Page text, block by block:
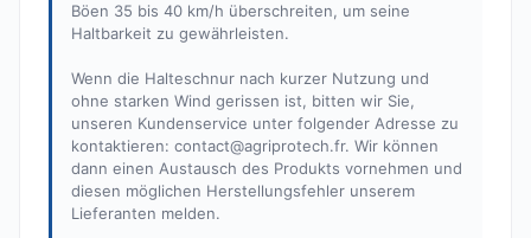
Böen 35 bis 40 km/h überschreiten, um seine
Haltbarkeit zu gewährleisten.
Wenn die Halteschnur nach kurzer Nutzung und
ohne starken Wind gerissen ist, bitten wir Sie,
unseren Kundenservice unter folgender Adresse zu
kontaktieren: contact@agriprotech.fr. Wir können
dann einen Austausch des Produkts vornehmen und
diesen möglichen Herstellungsfehler unserem
Lieferanten melden.